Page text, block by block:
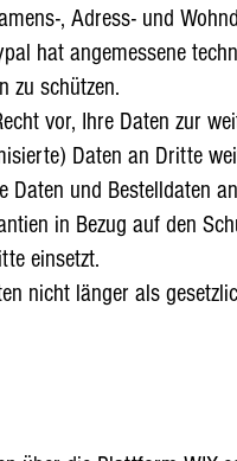
, Adress- und
hat angemessene
zu schützen.
vor, Ihre Daten zur
Daten an Dritte
Daten und Bestelldaten
in Bezug auf den
einsetzt.
nicht länger als